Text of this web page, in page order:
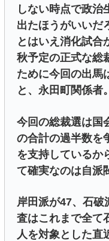
しない時点で政治
出たほうがいいだ
とはいえ消化試合
秋予定の正式な総
ために今回の出馬
と、永田町関係者。
今回の総裁選は国
の合計の過半数を
を支持しているか
て確実なのは自派
岸田派が47、石破
査はこれまで全て
人を対象とした直